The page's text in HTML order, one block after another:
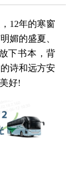
12年的寒窗
媚的盛夏、
下书本，背
诗和远方安
好!